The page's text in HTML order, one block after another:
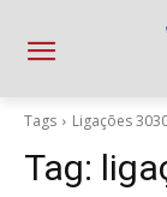
Tags Ligações
Tag: